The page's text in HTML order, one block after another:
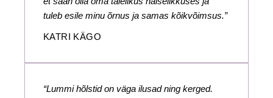
tuleb esile minu õrnus ja samas kõikvõimsus.”
KATRI KÄGO
“Lummi hõlstid on väga ilusad ning kerged.